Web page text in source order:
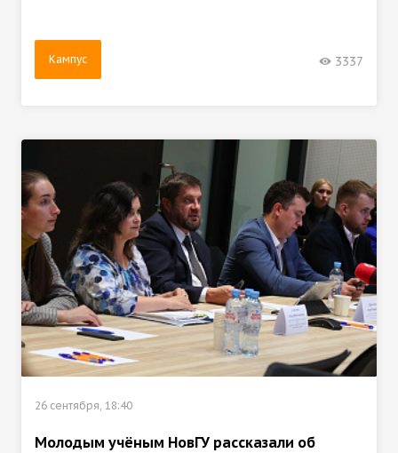
Кампус 3337
26 сентября, 18:40
Молодым учёным НовГУ рассказали об